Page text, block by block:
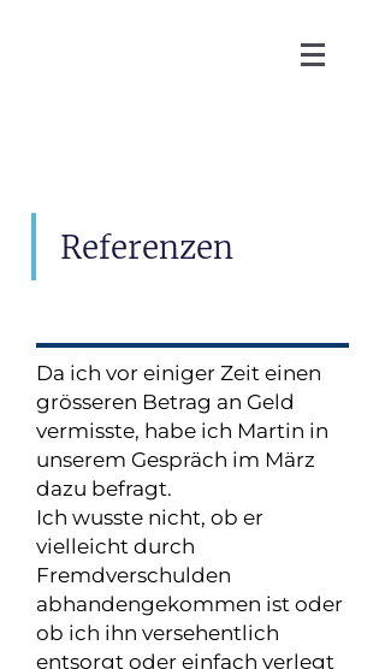
Referenzen
Da ich vor einiger Zeit einen
grösseren Betrag an Geld
vermisste, habe ich Martin in
unserem Gespräch im März
dazu befragt.
Ich wusste nicht, ob er
vielleicht durch
Fremdverschulden
abhandengekommen ist oder
ob ich ihn versehentlich
entsorgt oder einfach verlegt